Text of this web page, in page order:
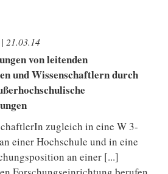
| 21.03.14
von leitenden
und Wissenschaftlern durch
zugleich in eine W 3-
einer Hochschule und in eine
an einer [...]